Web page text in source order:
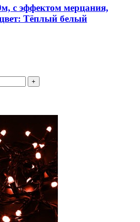
с эффектом мерцания,
Тёплый белый